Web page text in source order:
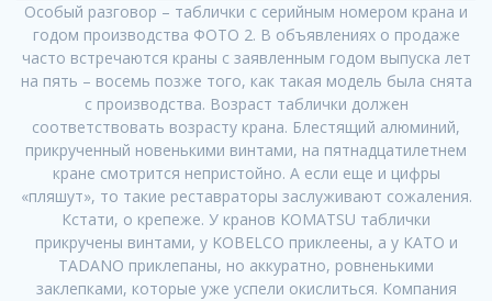
Особый разговор – таблички с серийным номером крана и
годом производства ФОТО 2. В объявлениях о продаже
часто встречаются краны с заявленным годом выпуска лет
на пять – восемь позже того, как такая модель была снята
с производства. Возраст таблички должен
соответствовать возрасту крана. Блестящий алюминий,
прикрученный новенькими винтами, на пятнадцатилетнем
кране смотрится непристойно. А если еще и цифры
«пляшут», то такие реставраторы заслуживают сожаления.
Кстати, о крепеже. У кранов KOMATSU таблички
прикручены винтами, у KOBELCO приклеены, а у КАТО и
TADANO приклепаны, но аккуратно, ровненькими
заклепками, которые уже успели окислиться. Компания